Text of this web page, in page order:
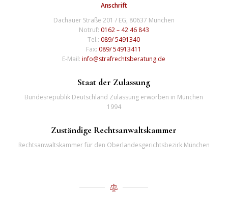
Anschrift
Dachauer Straße 201 / EG, 80637 München
Notruf: 0162 – 42 46 843
Tel.: 089/ 5491340
Fax: 089/ 54913411
E-Mail:info@strafrechtsberatung.de
Staat der Zulassung
Bundesrepublik Deutschland Zulassung erworben in München
1994
Zuständige Rechtsanwaltskammer
Rechtsanwaltskammer für den Oberlandesgerichtsbezirk München